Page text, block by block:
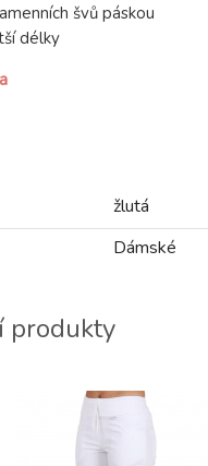
švů páskou
délky
žlutá
Dámské
produkty